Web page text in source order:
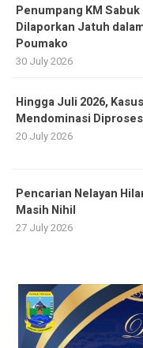
Penumpang KM
Dilaporkan Jatuh
Poumako
30 July 2026
Hingga Juli 2026,
Mendominasi
20 July 2026
Pencarian Nelayan
Masih Nihil
27 July 2026